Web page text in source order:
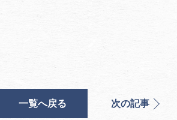
一覧へ戻る 次の記事